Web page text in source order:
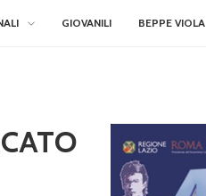
GIOVANILI BEPPE VIOLA